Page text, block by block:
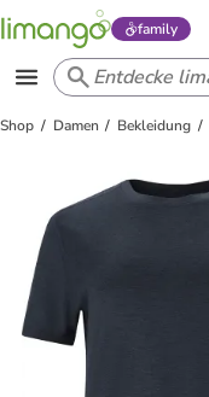
family
Shop Damen Bekleidung